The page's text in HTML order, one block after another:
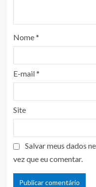
Nome*
E-mail*
Site
Salvar meus dados
vez que eu comentar.